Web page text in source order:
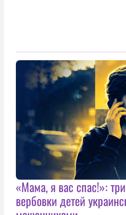
«Мама, я вас спас!»:
вербовки детей